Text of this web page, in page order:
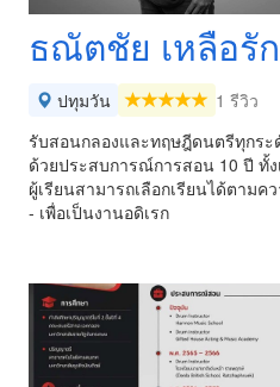
ธณัตชัย เหลือรั
ปทุมวัน
1 รีวิว
รับสอนกลองและทฤษฎีดนตรีทุกระ
ด้วยประสบการณ์การสอน 10 ปี ทั้
ผู้เรียนสามารถเลือกเรียนได้ตามค
- เพื่อเป็นงานอดิเรก